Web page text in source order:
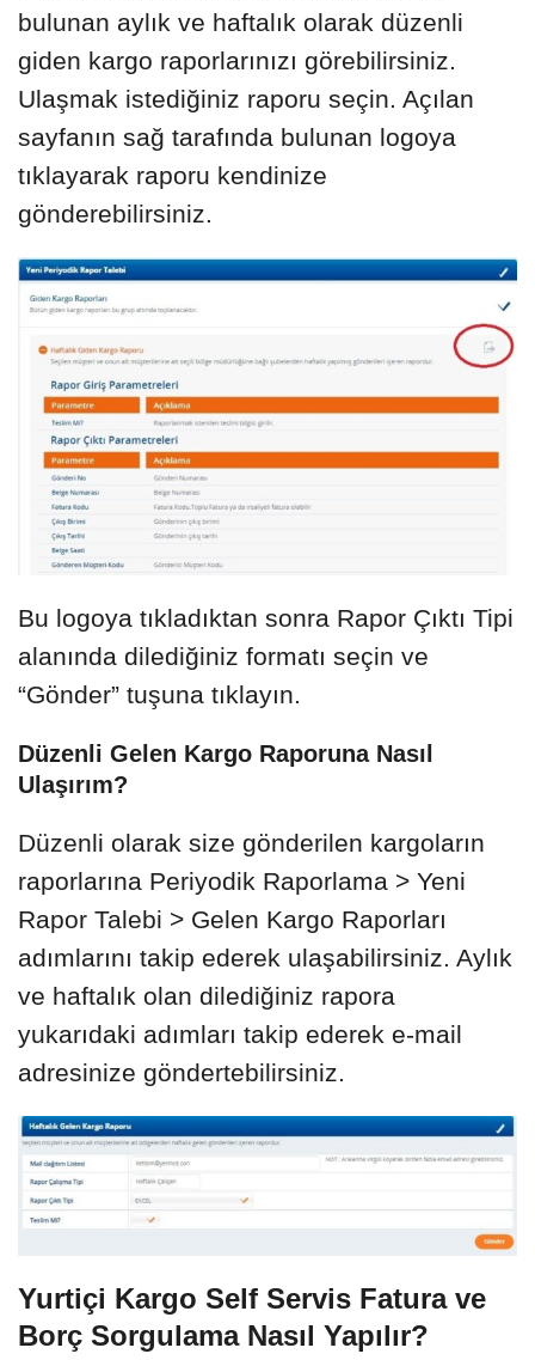
bulunan aylık ve haftalık olarak düzenli
giden kargo raporlarınızı görebilirsiniz.
Ulaşmak istediğiniz raporu seçin. Açılan
sayfanın sağ tarafında bulunan logoya
tıklayarak raporu kendinize
gönderebilirsiniz.
Bu logoya tıkladıktan sonra Rapor Çıktı Tipi
alanında dilediğiniz formatı seçin ve
“Gönder” tuşuna tıklayın.
Düzenli Gelen Kargo Raporuna Nasıl
Ulaşırım?
Düzenli olarak size gönderilen kargoların
raporlarına Periyodik Raporlama > Yeni
Rapor Talebi > Gelen Kargo Raporları
adımlarını takip ederek ulaşabilirsiniz. Aylık
ve haftalık olan dilediğiniz rapora
yukarıdaki adımları takip ederek e-mail
adresinize göndertebilirsiniz.
Yurtiçi Kargo Self Servis Fatura ve
Borç Sorgulama Nasıl Yapılır?